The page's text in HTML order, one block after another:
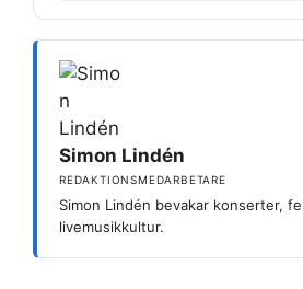
Simon Lindén
REDAKTIONSMEDARBETARE
Simon Lindén bevakar konserter,
livemusikkultur.